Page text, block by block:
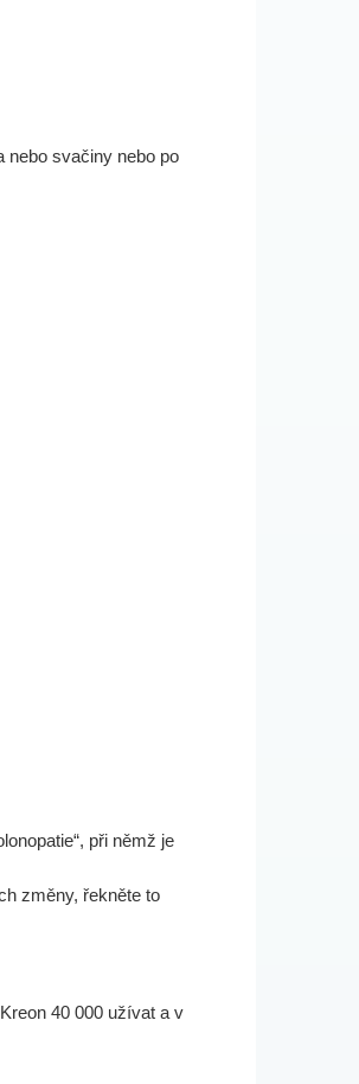
nebo svačiny nebo po
při němž je
změny, řekněte to
40 000 užívat a v